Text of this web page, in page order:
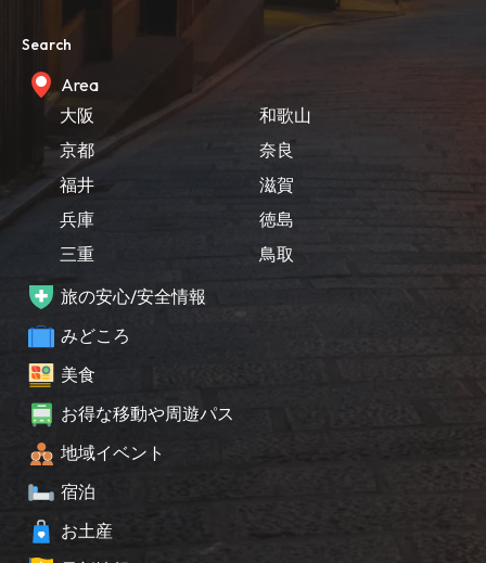
Search
Area
大阪
京都
福井
兵庫
三重
和歌山
奈良
滋賀
徳島
鳥取
旅の安心/安全情報
みどころ
美食
お得な移動や周遊パス
地域イベント
宿泊
お土産